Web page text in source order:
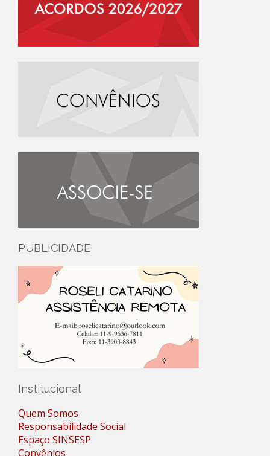
PUBLICIDADE
Institucional
Quem Somos
Responsabilidade Social
Espaço SINSESP
Convênios